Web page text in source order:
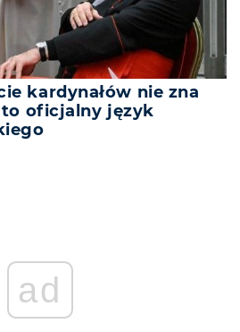
kardynałów nie zna
to oficjalny język
ad